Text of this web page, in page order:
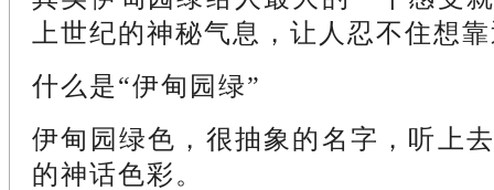
上世纪的神秘气息，让人忍不住想
什么是“伊甸园绿”
伊甸园绿色，很抽象的名字，听上
的神话色彩。